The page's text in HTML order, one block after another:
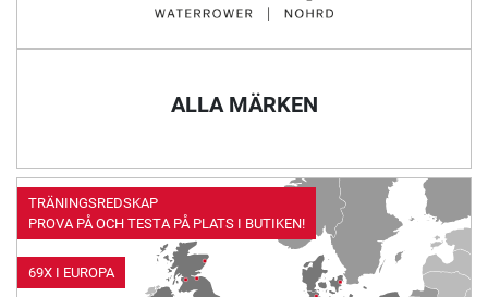
ALLA MÄRKEN
TRÄNINGSREDSKAP
PROVA PÅ OCH TESTA PÅ PLATS I BUTIKEN!
69X I EUROPA